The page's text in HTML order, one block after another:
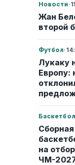
Новости ·
Жан
второй
Футбол·
Лукаку
Европу:
Баскетбол
на
ЧМ-